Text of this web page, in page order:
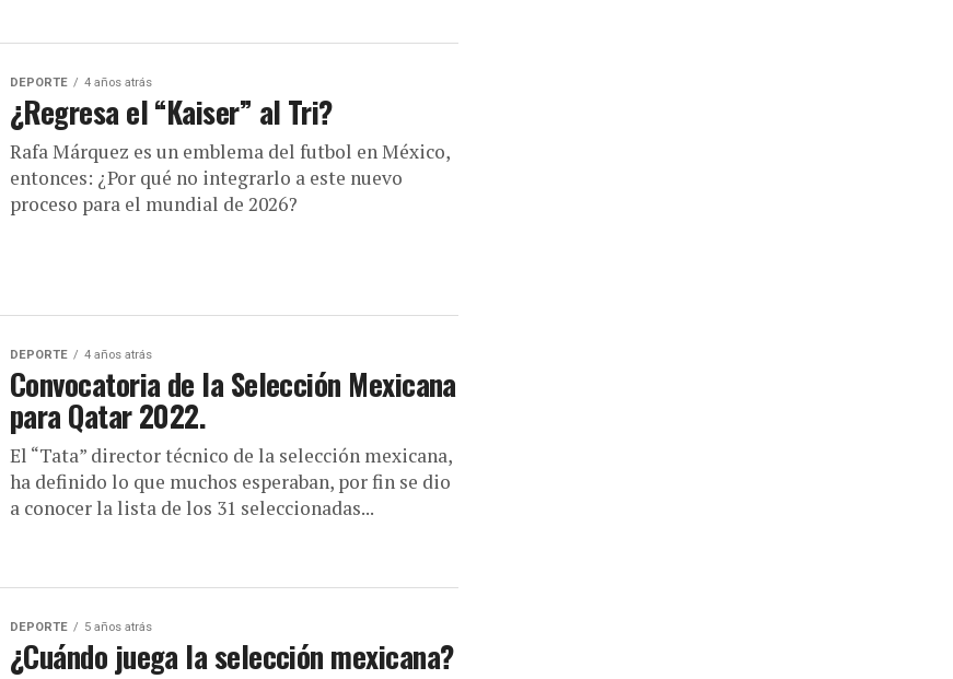
DEPORTE 4 años atrás
¿Regresa el “Kaiser” al Tri?
Rafa Márquez es un emblema del futbol en México,
entonces: ¿Por qué no integrarlo a este nuevo
proceso para el mundial de 2026?
DEPORTE 4 años atrás
Convocatoria de la Selección Mexicana
para Qatar 2022.
El “Tata” director técnico de la selección mexicana,
ha definido lo que muchos esperaban, por fin se dio
a conocer la lista de los 31 seleccionadas...
DEPORTE 5 años atrás
¿Cuándo juega la selección mexicana?